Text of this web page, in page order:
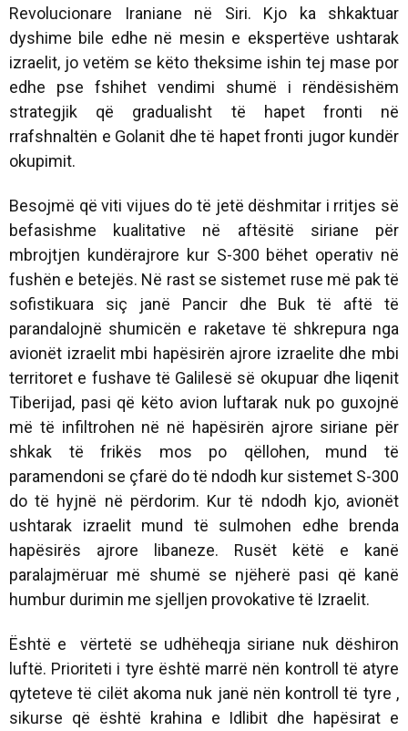
Revolucionare Iraniane në Siri. Kjo ka shkaktuar
dyshime bile edhe në mesin e ekspertëve ushtarak
izraelit, jo vetëm se këto theksime ishin tej mase por
edhe pse fshihet vendimi shumë i rëndësishëm
strategjik që gradualisht të hapet fronti në
rrafshnaltën e Golanit dhe të hapet fronti jugor kundër
okupimit.
Besojmë që viti vijues do të jetë dëshmitar i rritjes së
befasishme kualitative në aftësitë siriane për
mbrojtjen kundërajrore kur S-300 bëhet operativ në
fushën e betejës. Në rast se sistemet ruse më pak të
sofistikuara siç janë Pancir dhe Buk të aftë të
parandalojnë shumicën e raketave të shkrepura nga
avionët izraelit mbi hapësirën ajrore izraelite dhe mbi
territoret e fushave të Galilesë së okupuar dhe liqenit
Tiberijad, pasi që këto avion luftarak nuk po guxojnë
më të infiltrohen në në hapësirën ajrore siriane për
shkak të frikës mos po qëllohen, mund të
paramendoni se çfarë do të ndodh kur sistemet S-300
do të hyjnë në përdorim. Kur të ndodh kjo, avionët
ushtarak izraelit mund të sulmohen edhe brenda
hapësirës ajrore libaneze. Rusët këtë e kanë
paralajmëruar më shumë se njëherë pasi që kanë
humbur durimin me sjelljen provokative të Izraelit.
Është e vërtetë se udhëheqja siriane nuk dëshiron
luftë. Prioriteti i tyre është marrë nën kontroll të atyre
qyteteve të cilët akoma nuk janë nën kontroll të tyre ,
sikurse që është krahina e Idlibit dhe hapësirat e